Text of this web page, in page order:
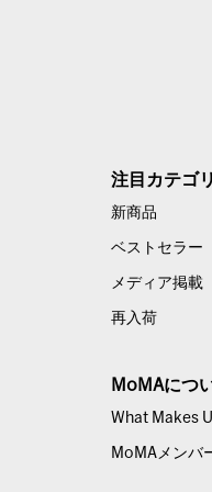
注目カテゴ
新商品
ベストセラー
メディア掲載
再入荷
MoMAにつ
What Makes
MoMAメンバ